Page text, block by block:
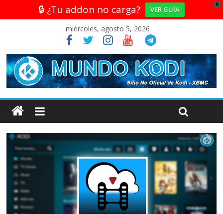
X
🔒 ¿Tu addon no carga? VER GUÍA
miércoles, agosto 5, 2026